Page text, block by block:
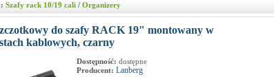
Szafy rack 10/19 cali / Organizery
do szafy RACK 19" montowany w
kablowych, czarny
Dostępność: dostępne
Producent: Lanberg